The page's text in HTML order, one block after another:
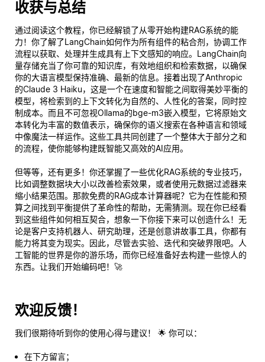
收获与总结
通过阅读这个教程，你已经解锁了从零开始构建RAG系统的能
力！你了解了LangChain如何作为所有组件的粘合剂，协调工作
流程以获取、处理并生成具有上下文感知的响应。LangChain向
量存储充当了你可靠的知识库，有效地组织和检索数据，以确保
你的大语言模型保持准确、最新的信息。接着出现了Anthropic
的Claude 3 Haiku，这是一个在速度和智能之间取得美妙平衡的
模型，将检索到的上下文转化为自然的、人性化的答案，同时控
制成本。而且不可忽视Ollama的bge-m3嵌入模型，它将原始文
本转化为丰富的数值表示，确保你的语义搜索在各种语言和领域
中像魔法一样运作。这些工具共同创建了一个整体大于部分之和
的流程，使你能够构建既智能又高效的AI应用。
但等等，还有更多！你还掌握了一些优化RAG系统的专业技巧，
比如调整数据块大小以改善检索效果，或者使用元数据过滤器来
缩小结果范围。那款免费的RAG成本计算器呢？它为在性能和预
算之间找到平衡提供了革命性的帮助，无需猜测。现在你已经看
到这些组件如何相互契合，想象一下你接下来可以创造什么！无
论是客户支持机器人、研究助理，还是创意讲故事工具，你都有
能力将其变为现实。因此，尽管去实验、迭代和突破界限吧。人
工智能的世界是你的游乐场，而你已经准备好去构建一些惊人的
东西。让我们开始编码吧！🚀
欢迎反馈！
我们很期待听到你的使用心得与建议！ 🌟 你可以：
在下方留言；